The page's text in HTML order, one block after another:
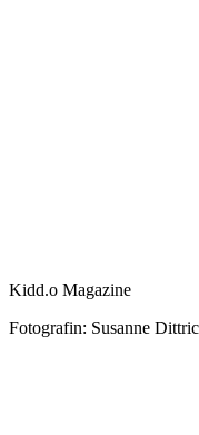
Kidd.o Magazine
Fotografin: Susanne